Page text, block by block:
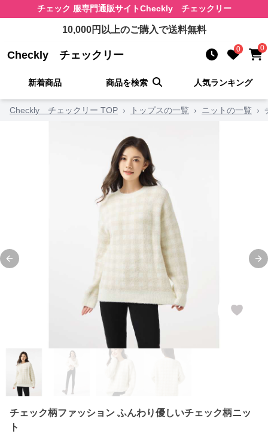
チェック 服専門通販サイトCheckly チェックリー
10,000円以上のご購入で送料無料
Checkly チェックリー 0 0
新着商品 商品を検索 人気ランキング
Checkly チェックリー TOP › トップスの一覧 › ニットの一覧 ›
Previous slide
チェック柄ファッション ふんわり優しいチェック柄ニッ
ト